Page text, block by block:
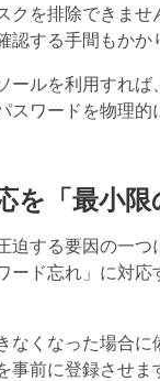
クを排除できま
する手間もかか
ルを利用すれば
スワードを物理
を「最小
迫する要因の一
ード忘れ」に対
なくなった場合
事前に登録させ